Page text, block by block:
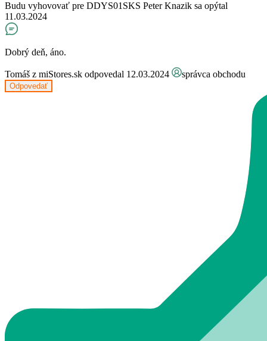
Budu vyhovovať pre DDYS01SKS Peter Knazik sa opýtal
11.03.2024
Dobrý deň, áno.
Tomáš z miStores.sk odpovedal 12.03.2024 správca obchodu
Odpovedať